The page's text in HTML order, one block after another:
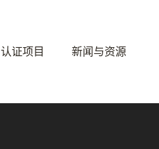
认证项目 新闻与资源